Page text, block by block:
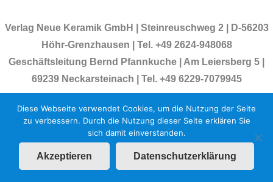
Verlag Neue Keramik GmbH | Steinreuschweg 2 | D-56203
Höhr-Grenzhausen | Tel. +49 2624-948068
Geschäftsleitung Bernd Pfannkuche | Am Leiersberg 5 |
69239 Neckarsteinach | Tel. +49 6229-7079945
Impressum|AGB|Datenschutzerklärung|Newsletter
Diese Webseite verwendet Cookies, um die Nutzung der Seite
zu verbessern. Durch die Nutzung dieser Seite erklären Sie
sich damit einverstanden.
Akzeptieren Datenschutzerklärung